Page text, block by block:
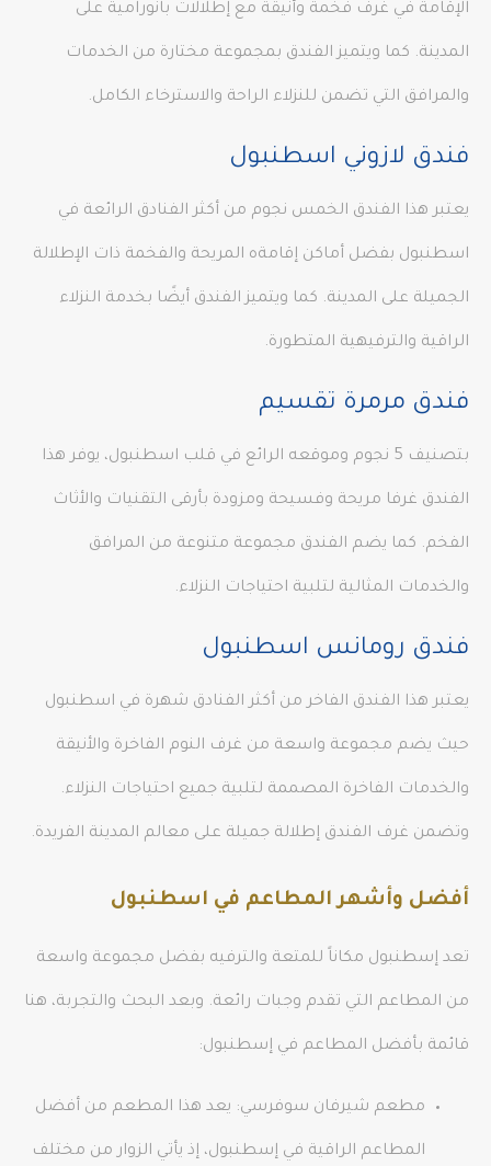
الإقامة في غرف فخمة وأنيقة مع إطلالات بانورامية على
المدينة. كما ويتميز الفندق بمجموعة مختارة من الخدمات
والمرافق التي تضمن للنزلاء الراحة والاسترخاء الكامل.
فندق لازوني اسطنبول
يعتبر هذا الفندق الخمس نجوم من أكثر الفنادق الرائعة في
اسطنبول بفضل أماكن إقامةه المريحة والفخمة ذات الإطلالة
الجميلة على المدينة. كما ويتميز الفندق أيضًا بخدمة النزلاء
الراقية والترفيهية المتطورة.
فندق مرمرة تقسيم
بتصنيف 5 نجوم وموقعه الرائع في قلب اسطنبول، يوفر هذا
الفندق غرفا مريحة وفسيحة ومزودة بأرقى التقنيات والأثاث
الفخم. كما يضم الفندق مجموعة متنوعة من المرافق
والخدمات المثالية لتلبية احتياجات النزلاء.
فندق رومانس اسطنبول
يعتبر هذا الفندق الفاخر من أكثر الفنادق شهرة في اسطنبول
حيث يضم مجموعة واسعة من غرف النوم الفاخرة والأنيقة
والخدمات الفاخرة المصممة لتلبية جميع احتياجات النزلاء.
وتضمن غرف الفندق إطلالة جميلة على معالم المدينة الفريدة.
أفضل وأشهر المطاعم في اسطنبول
تعد إسطنبول مكاناً للمتعة والترفيه بفضل مجموعة واسعة
من المطاعم التي تقدم وجبات رائعة. وبعد البحث والتجربة، هنا
قائمة بأفضل المطاعم في إسطنبول:
مطعم شيرفان سوفرسي: يعد هذا المطعم من أفضل
المطاعم الراقية في إسطنبول، إذ يأتي الزوار من مختلف